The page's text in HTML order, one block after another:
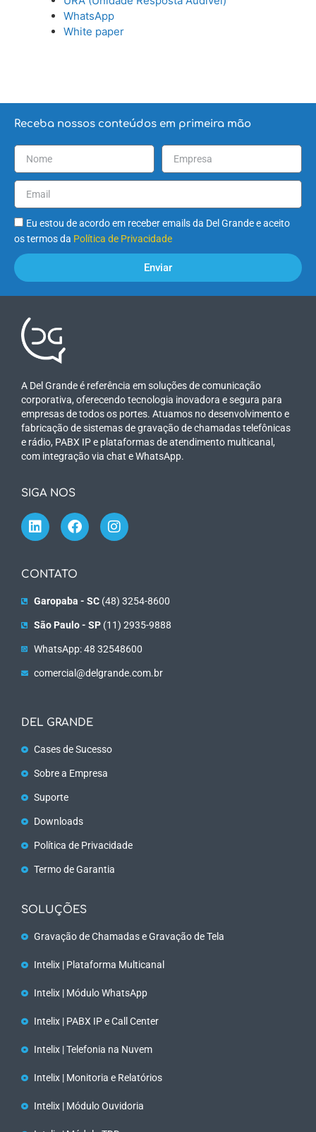
WhatsApp
White paper
Receba nossos conteúdos em primeira mão
Eu estou de acordo em receber emails da Del Grande e aceito
os termos da Política de Privacidade
Enviar
A Del Grande é referência em soluções de comunicação
corporativa, oferecendo tecnologia inovadora e segura para
empresas de todos os portes. Atuamos no desenvolvimento e
fabricação de sistemas de gravação de chamadas telefônicas
e rádio, PABX IP e plataformas de atendimento multicanal,
com integração via chat e WhatsApp.
SIGA NOS
CONTATO
Garopaba - SC(48) 3254-8600
São Paulo - SP(11) 2935-9888
WhatsApp: 48 32548600
comercial@delgrande.com.br
DEL GRANDE
Cases de Sucesso
Sobre a Empresa
Suporte
Downloads
Política de Privacidade
Termo de Garantia
SOLUÇÕES
Gravação de Chamadas e Gravação de Tela
Intelix | Plataforma Multicanal
Intelix | Módulo WhatsApp
Intelix | PABX IP e Call Center
Intelix | Telefonia na Nuvem
Intelix | Monitoria e Relatórios
Intelix | Módulo Ouvidoria